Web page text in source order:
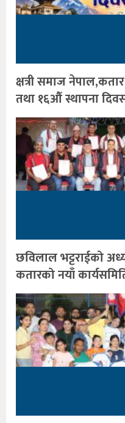
क्षत्री समाज
तथा १६औँ स्थापना
छविलाल भट्टराईको
कतारको नयाँ